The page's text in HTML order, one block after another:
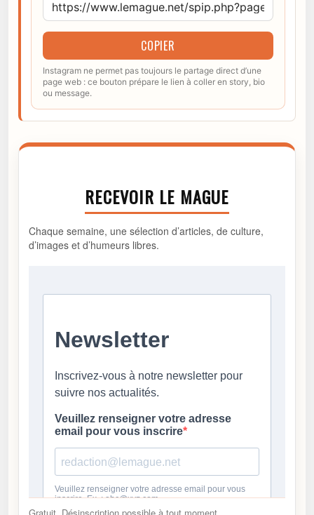
COPIER
Instagram ne permet pas toujours le partage direct d’une
page web : ce bouton prépare le lien à coller en story, bio
ou message.
RECEVOIR LE MAGUE
Chaque semaine, une sélection d’articles, de culture,
d’images et d’humeurs libres.